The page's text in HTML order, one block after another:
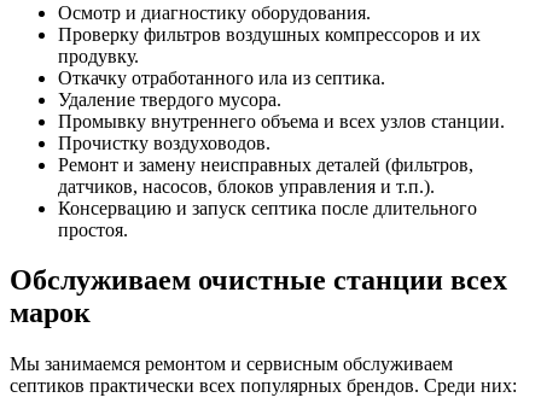
Осмотр и диагностику оборудования.
Проверку фильтров воздушных компрессоров и их
продувку.
Откачку отработанного ила из септика.
Удаление твердого мусора.
Промывку внутреннего объема и всех узлов станции.
Прочистку воздуховодов.
Ремонт и замену неисправных деталей (фильтров,
датчиков, насосов, блоков управления и т.п.).
Консервацию и запуск септика после длительного
простоя.
Обслуживаем очистные станции всех
марок
Мы занимаемся ремонтом и сервисным обслуживаем
септиков практически всех популярных брендов. Среди них: